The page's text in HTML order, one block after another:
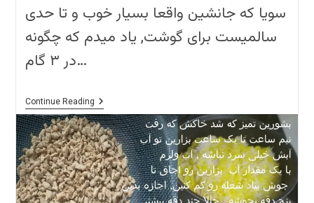
سویا که جانشین واقعا بسیار خوب و تا حدی
سالمیست برای گوشت, یاد میدم که چگونه
در ۳ گام…
Continue Readingطرز
صحیح
آماده
کردن
سویای
خوشمزه
برای
استفاده
در